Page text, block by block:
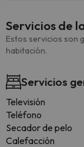
Servicios de
Estos servicios son
habitación.
Servicios
Televisión
Teléfono
Secador de pelo
Calefacción